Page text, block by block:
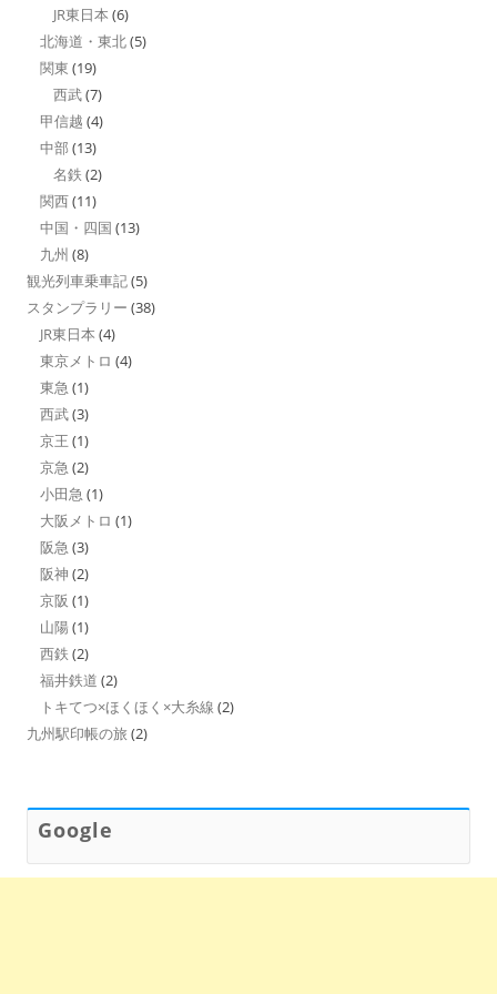
JR東日本 (6)
北海道・東北(5)
関東 (19)
西武(7)
甲信越 (4)
中部 (13)
名鉄 (2)
関西(11)
中国・四国 (13)
九州 (8)
観光列車乗車記(5)
スタンプラリー (38)
JR東日本 (4)
東京メトロ (4)
東急 (1)
西武(3)
京王 (1)
京急 (2)
小田急 (1)
大阪メトロ (1)
阪急 (3)
阪神 (2)
京阪 (1)
山陽 (1)
西鉄 (2)
福井鉄道 (2)
トキてつ×ほくほく×大糸線 (2)
九州駅印帳の旅 (2)
Google